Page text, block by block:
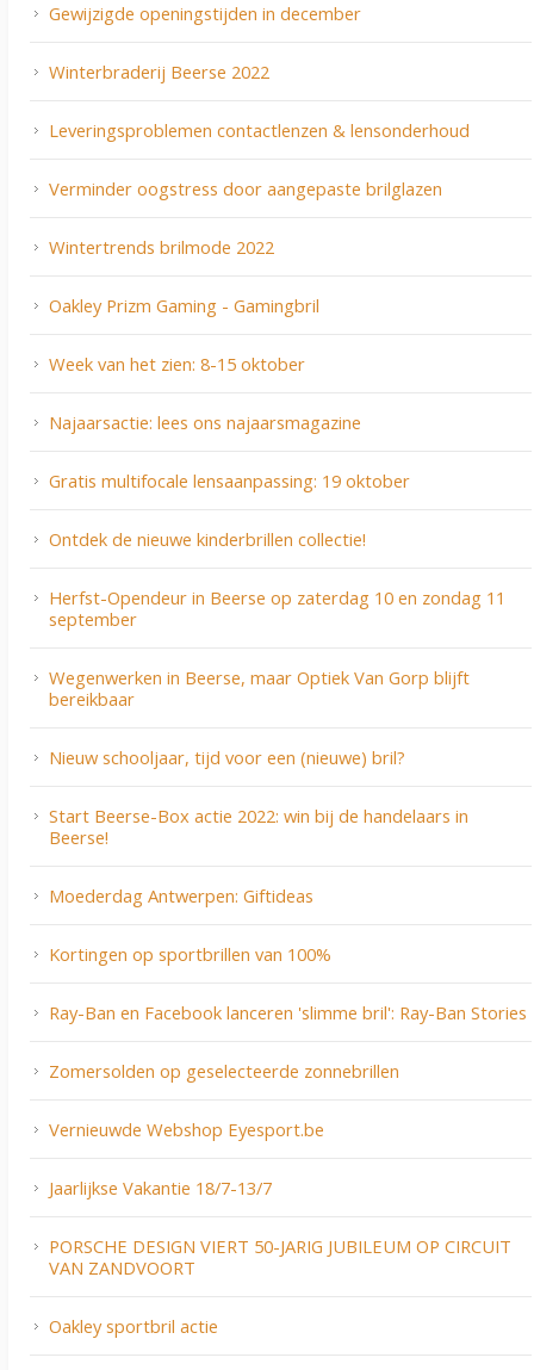
Gewijzigde openingstijden in december
Winterbraderij Beerse 2022
Leveringsproblemen contactlenzen & lensonderhoud
Verminder oogstress door aangepaste brilglazen
Wintertrends brilmode 2022
Oakley Prizm Gaming - Gamingbril
Week van het zien: 8-15 oktober
Najaarsactie: lees ons najaarsmagazine
Gratis multifocale lensaanpassing: 19 oktober
Ontdek de nieuwe kinderbrillen collectie!
Herfst-Opendeur in Beerse op zaterdag 10 en zondag 11
september
Wegenwerken in Beerse, maar Optiek Van Gorp blijft
bereikbaar
Nieuw schooljaar, tijd voor een (nieuwe) bril?
Start Beerse-Box actie 2022: win bij de handelaars in
Beerse!
Moederdag Antwerpen: Giftideas
Kortingen op sportbrillen van 100%
Ray-Ban en Facebook lanceren 'slimme bril': Ray-Ban Stories
Zomersolden op geselecteerde zonnebrillen
Vernieuwde Webshop Eyesport.be
Jaarlijkse Vakantie 18/7-13/7
PORSCHE DESIGN VIERT 50-JARIG JUBILEUM OP CIRCUIT
VAN ZANDVOORT
Oakley sportbril actie